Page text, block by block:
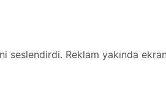
seslendirdi. Reklam yakında